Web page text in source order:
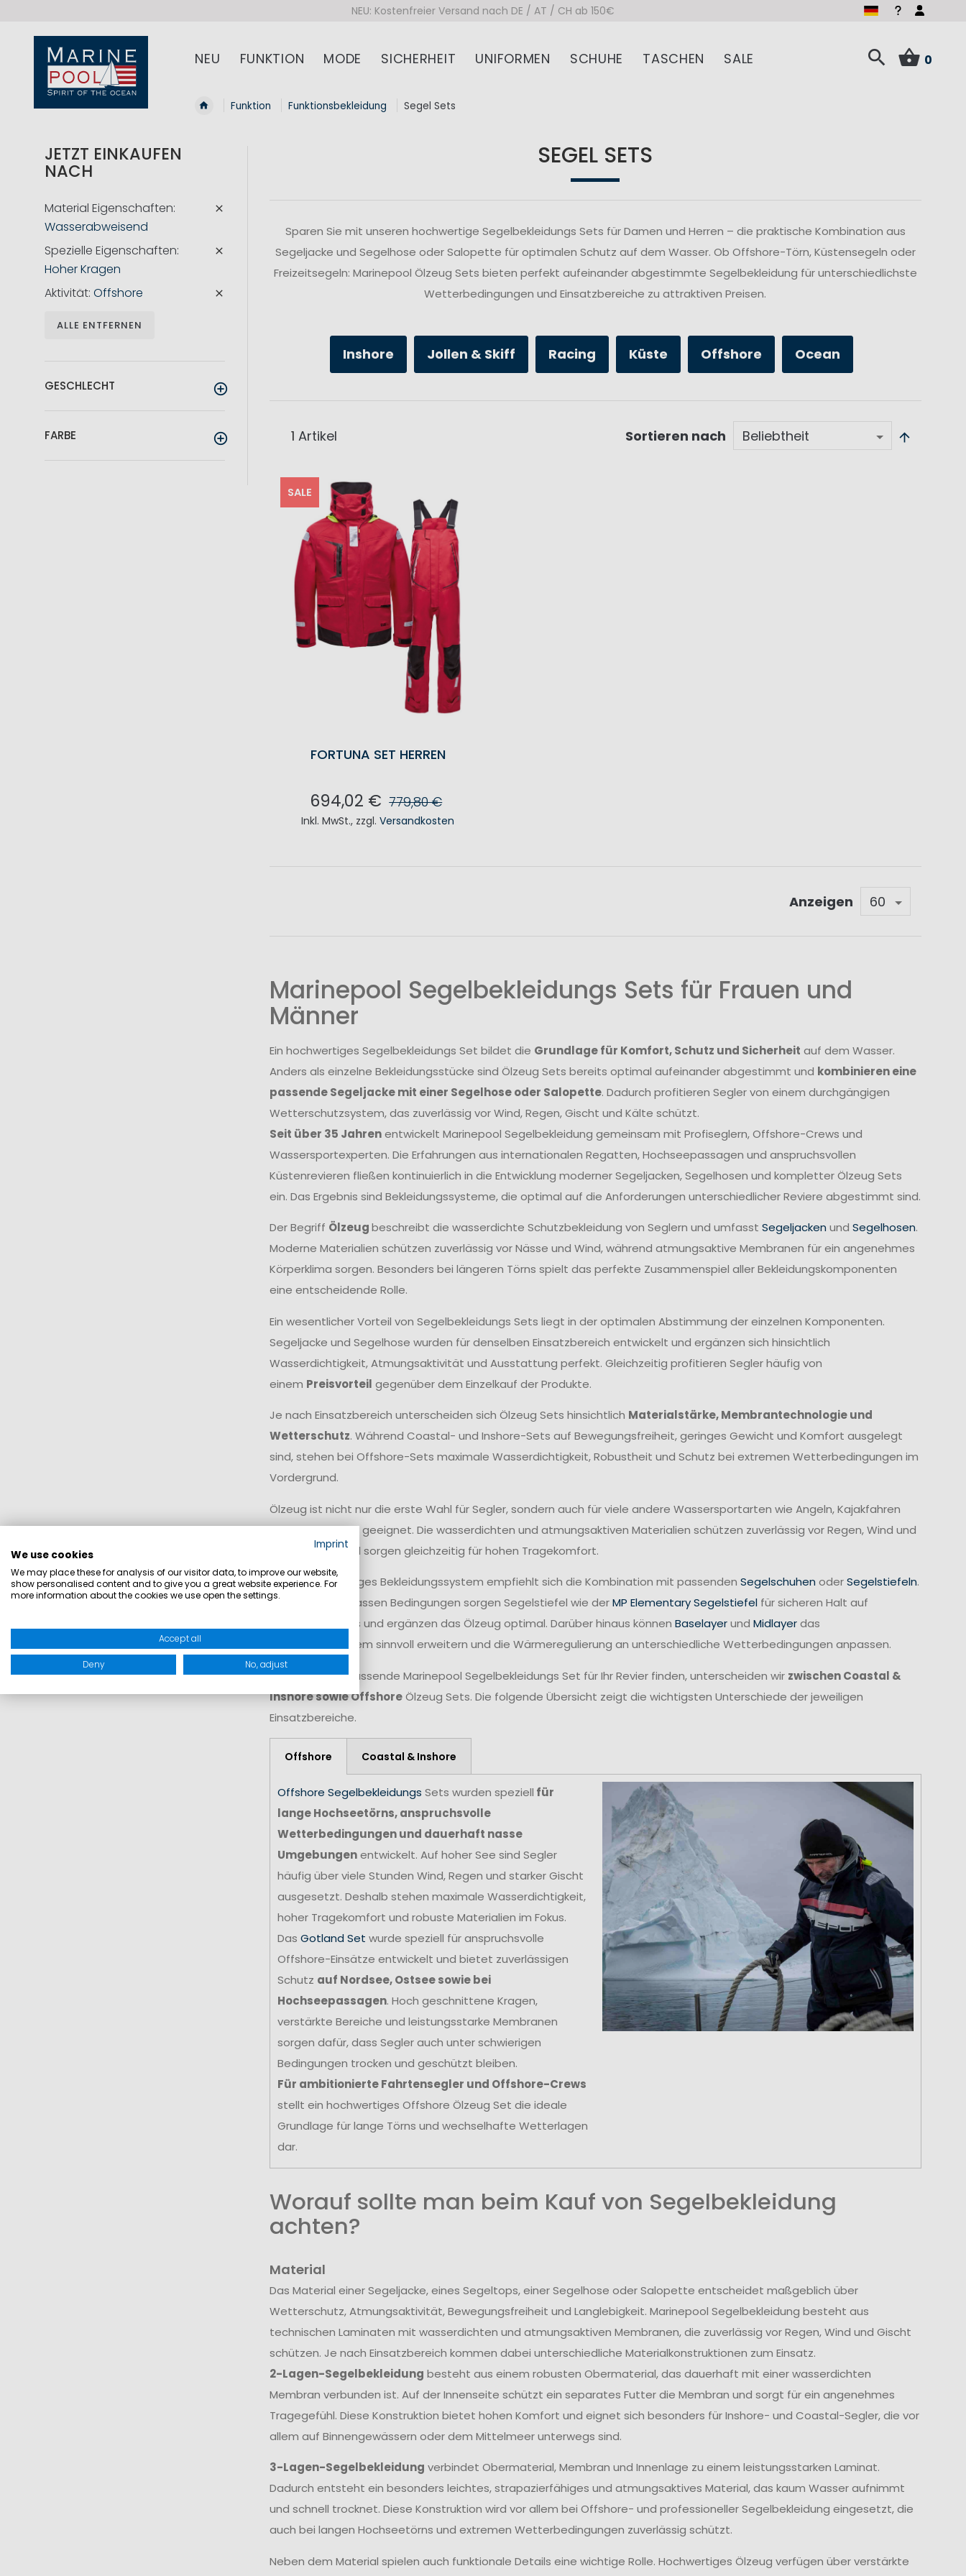
NEU: Kostenfreier Versand nach DE / AT / CH ab 150€
NEU FUNKTION MODE SICHERHEIT UNIFORMEN SCHUHE TASCHEN SALE 0
Funktion Funktionsbekleidung Segel Sets
SEGEL SETS
Sparen Sie mit unseren hochwertige Segelbekleidungs Sets für Damen und Herren – die praktische Kombination aus
Segeljacke und Segelhose oder Salopette für optimalen Schutz auf dem Wasser. Ob Offshore-Törn, Küstensegeln oder
Freizeitsegeln: Marinepool Ölzeug Sets bieten perfekt aufeinander abgestimmte Segelbekleidung für unterschiedlichste
Wetterbedingungen und Einsatzbereiche zu attraktiven Preisen.
Inshore Jollen & Skiff Racing Küste Offshore Ocean
1 Artikel Sortieren nach
SALE
FORTUNA SET HERREN
694,02 € 779,80 €
Inkl. MwSt., zzgl.Versandkosten
Anzeigen
Marinepool Segelbekleidungs Sets für Frauen und
Männer
Ein hochwertiges Segelbekleidungs Set bildet die Grundlage für Komfort, Schutz und Sicherheit auf dem Wasser.
Anders als einzelne Bekleidungsstücke sind Ölzeug Sets bereits optimal aufeinander abgestimmt und kombinieren eine
passende Segeljacke mit einer Segelhose oder Salopette. Dadurch profitieren Segler von einem durchgängigen
Wetterschutzsystem, das zuverlässig vor Wind, Regen, Gischt und Kälte schützt.
Seit über 35 Jahrenentwickelt Marinepool Segelbekleidung gemeinsam mit Profiseglern, Offshore-Crews und
Wassersportexperten. Die Erfahrungen aus internationalen Regatten, Hochseepassagen und anspruchsvollen
Küstenrevieren fließen kontinuierlich in die Entwicklung moderner Segeljacken, Segelhosen und kompletter Ölzeug Sets
ein. Das Ergebnis sind Bekleidungssysteme, die optimal auf die Anforderungen unterschiedlicher Reviere abgestimmt sind.
Der Begriff Ölzeugbeschreibt die wasserdichte Schutzbekleidung von Seglern und umfasst Segeljacken und Segelhosen.
Moderne Materialien schützen zuverlässig vor Nässe und Wind, während atmungsaktive Membranen für ein angenehmes
Körperklima sorgen. Besonders bei längeren Törns spielt das perfekte Zusammenspiel aller Bekleidungskomponenten
eine entscheidende Rolle.
Ein wesentlicher Vorteil von Segelbekleidungs Sets liegt in der optimalen Abstimmung der einzelnen Komponenten.
Segeljacke und Segelhose wurden für denselben Einsatzbereich entwickelt und ergänzen sich hinsichtlich
Wasserdichtigkeit, Atmungsaktivität und Ausstattung perfekt. Gleichzeitig profitieren Segler häufig von
einem Preisvorteil gegenüber dem Einzelkauf der Produkte.
Je nach Einsatzbereich unterscheiden sich Ölzeug Sets hinsichtlich Materialstärke, Membrantechnologie und
Wetterschutz. Während Coastal- und Inshore-Sets auf Bewegungsfreiheit, geringes Gewicht und Komfort ausgelegt
sind, stehen bei Offshore-Sets maximale Wasserdichtigkeit, Robustheit und Schutz bei extremen Wetterbedingungen im
Vordergrund.
Ölzeug ist nicht nur die erste Wahl für Segler, sondern auch für viele andere Wassersportarten wie Angeln, Kajakfahren
oder Kanufahren geeignet. Die wasserdichten und atmungsaktiven Materialien schützen zuverlässig vor Regen, Wind und
Spritzwasser und sorgen gleichzeitig für hohen Tragekomfort.
Für ein vollständiges Bekleidungssystem empfiehlt sich die Kombination mit passenden Segelschuhen oderSegelstiefeln.
Besonders bei nassen Bedingungen sorgen Segelstiefel wie derMP Elementary Segelstiefelfür sicheren Halt auf
rutschigen Decks und ergänzen das Ölzeug optimal. Darüber hinaus können Baselayerund Midlayerdas
Bekleidungssystem sinnvoll erweitern und die Wärmeregulierung an unterschiedliche Wetterbedingungen anpassen.
Damit Sie das passende Marinepool Segelbekleidungs Set für Ihr Revier finden, unterscheiden wir zwischen Coastal &
Inshore sowie OffshoreÖlzeug Sets. Die folgende Übersicht zeigt die wichtigsten Unterschiede der jeweiligen
Einsatzbereiche.
Offshore Coastal & Inshore
Offshore Segelbekleidungs Sets wurden speziell für
lange Hochseetörns, anspruchsvolle
Wetterbedingungen und dauerhaft nasse
Umgebungenentwickelt. Auf hoher See sind Segler
häufig über viele Stunden Wind, Regen und starker Gischt
ausgesetzt. Deshalb stehen maximale Wasserdichtigkeit,
hoher Tragekomfort und robuste Materialien im Fokus.
Das Gotland Set wurde speziell für anspruchsvolle
Offshore-Einsätze entwickelt und bietet zuverlässigen
Schutz auf Nordsee, Ostsee sowie bei
Hochseepassagen. Hoch geschnittene Kragen,
verstärkte Bereiche und leistungsstarke Membranen
sorgen dafür, dass Segler auch unter schwierigen
Bedingungen trocken und geschützt bleiben.
Für ambitionierte Fahrtensegler und Offshore-Crews
stellt ein hochwertiges Offshore Ölzeug Set die ideale
Grundlage für lange Törns und wechselhafte Wetterlagen
dar.
Worauf sollte man beim Kauf von Segelbekleidung
achten?
Material
Das Material einer Segeljacke, eines Segeltops, einer Segelhose oder Salopette entscheidet maßgeblich über
Wetterschutz, Atmungsaktivität, Bewegungsfreiheit und Langlebigkeit. Marinepool Segelbekleidung besteht aus
technischen Laminaten mit wasserdichten und atmungsaktiven Membranen, die zuverlässig vor Regen, Wind und Gischt
schützen. Je nach Einsatzbereich kommen dabei unterschiedliche Materialkonstruktionen zum Einsatz.
2-Lagen-Segelbekleidung besteht aus einem robusten Obermaterial, das dauerhaft mit einer wasserdichten
Membran verbunden ist. Auf der Innenseite schützt ein separates Futter die Membran und sorgt für ein angenehmes
Tragegefühl. Diese Konstruktion bietet hohen Komfort und eignet sich besonders für Inshore- und Coastal-Segler, die vor
allem auf Binnengewässern oder dem Mittelmeer unterwegs sind.
3-Lagen-Segelbekleidung verbindet Obermaterial, Membran und Innenlage zu einem leistungsstarken Laminat.
Dadurch entsteht ein besonders leichtes, strapazierfähiges und atmungsaktives Material, das kaum Wasser aufnimmt
und schnell trocknet. Diese Konstruktion wird vor allem bei Offshore- und professioneller Segelbekleidung eingesetzt, die
auch bei langen Hochseetörns und extremen Wetterbedingungen zuverlässig schützt.
Neben dem Material spielen auch funktionale Details eine wichtige Rolle. Hochwertiges Ölzeug verfügen über verstärkte
JETZT EINKAUFEN
NACH
Material Eigenschaften
Wasserabweisend
Spezielle Eigenschaften
Hoher Kragen
Aktivität Offshore
ALLE ENTFERNEN
GESCHLECHT
FARBE
Imprint
We use cookies
We may place these for analysis of our visitor data, to improve our website,
show personalised content and to give you a great website experience. For
more information about the cookies we use open the settings.
Accept all
Deny No, adjust